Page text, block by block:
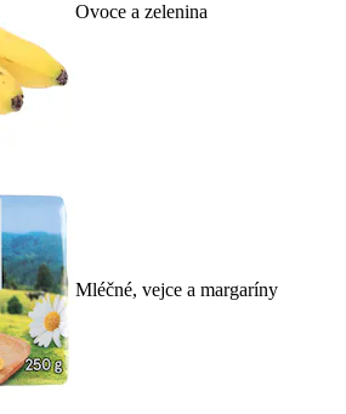
Ovoce a zelenina
Mléčné, vejce a margaríny